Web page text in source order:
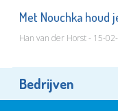
Met Nouchka houd
Han van der Horst - 15-
Bedrijven